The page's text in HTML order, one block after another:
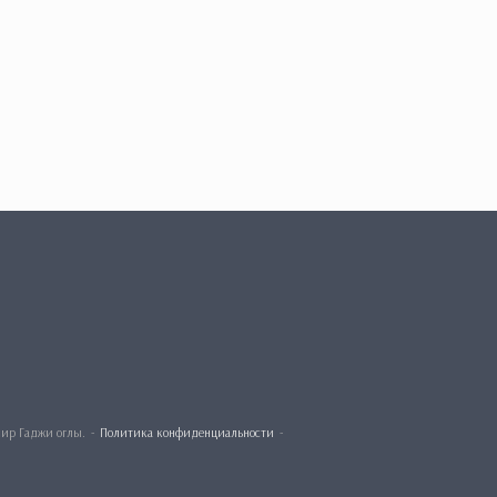
Гаджи оглы. Политика конфиденциальности